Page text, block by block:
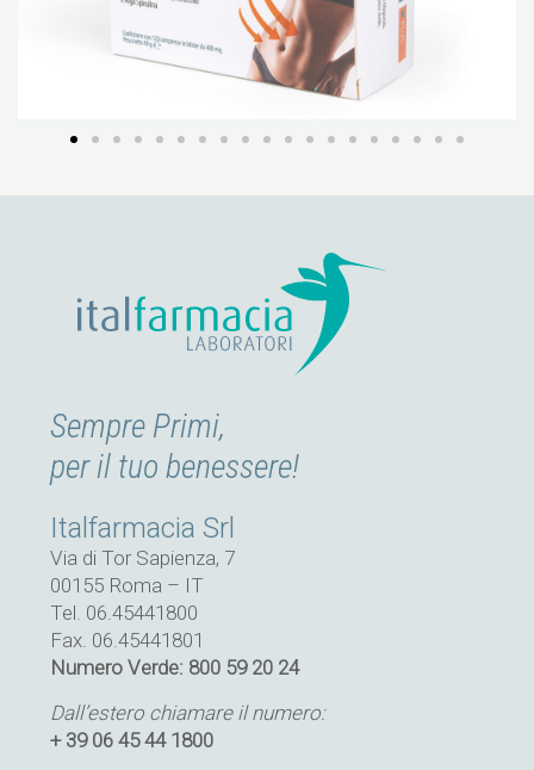
Sempre Primi,
per il tuo benessere!
Italfarmacia Srl
Via di Tor Sapienza, 7
00155 Roma – IT
Tel. 06.45441800
Fax. 06.45441801
Numero Verde: 800 59 20 24
Dall’estero chiamare il numero:
+ 39 06 45 44 1800